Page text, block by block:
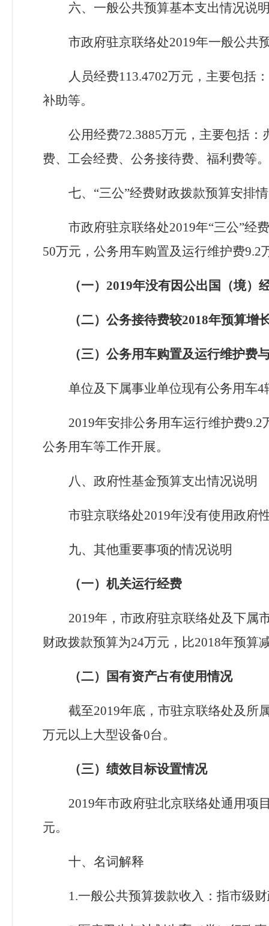
六、一般公共预算基本支出情况说
市政府驻京联络处2019年一般公共
人员经费113.4702万元，主要包括
补助等。
公用经费72.3885万元，主要包括：
费、工会经费、公务接待费、福利费等。
七、 “三公”经费财政拨款预算安排
市政府驻京联络处2019年“三公”经
50万元，公务用车购置及运行维护费9.2
（一） 2019年没有因公出国（境）
（二）公务接待费较2018年预算增
（三）公务用车购置及运行维护费
单位及下属事业单位现有公务用车4
2019年安排公务用车运行维护费9.2
公务用车等工作开展。
八、政府性基金预算支出情况说明
市驻京联络处2019年没有使用政府
九、其他重要事项的情况说明
（一） 机关运行经费
2019年， 市政府驻京联络处及下属
财政拨款预算为24万元，比2018年预算
（二）国有资产占有使用情况
截至2019年底， 市驻京联络处及所
万元以上大型设备0台。
（三）绩效目标设置情况
2019年市政府驻北京联络处通用项
元。
十、名词解释
1.一般公共预算拨款收入：指市级